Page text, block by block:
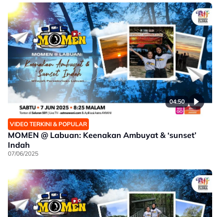
04:50
VIDEO TERKINI & POPULAR
MOMEN @ Labuan: Keenakan Ambuyat & ‘sunset’
Indah
07/06/2025